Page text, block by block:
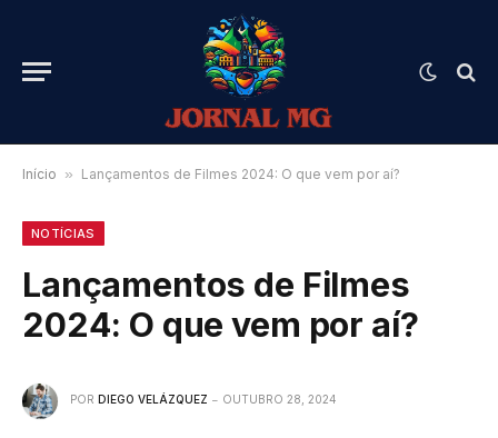
Início » Lançamentos de Filmes 2024: O que vem por aí?
NOTÍCIAS
Lançamentos de Filmes
2024: O que vem por aí?
POR DIEGO VELÁZQUEZ OUTUBRO 28, 2024